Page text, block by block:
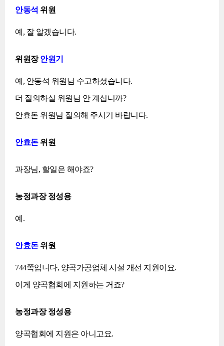
안동석 위원
예, 잘 알겠습니다.
위원장안원기
예, 안동석 위원님 수고하셨습니다.
더 질의하실 위원님 안 계십니까?
안효돈 위원님 질의해 주시기 바랍니다.
안효돈위원
과장님, 할일은 해야죠?
농정과장 정성용
예.
안효돈위원
744쪽입니다, 양곡가공업체 시설 개선 지원이요.
이게 양곡협회에 지원하는 거죠?
농정과장 정성용
양곡협회에 지원은 아니고요.